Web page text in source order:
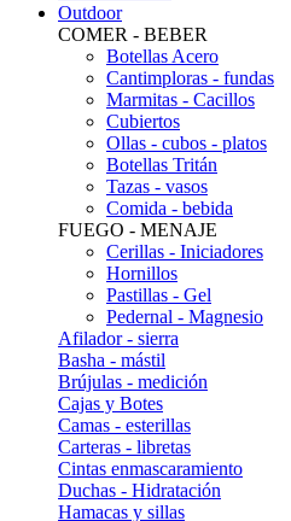
Outdoor
COMER - BEBER
Botellas Acero
Cantimploras - fundas
Marmitas - Cacillos
Cubiertos
Ollas - cubos - platos
Botellas Tritán
Tazas - vasos
Comida - bebida
FUEGO - MENAJE
Cerillas - Iniciadores
Hornillos
Pastillas - Gel
Pedernal - Magnesio
Afilador - sierra
Basha - mástil
Brújulas - medición
Cajas y Botes
Camas - esterillas
Carteras - libretas
Cintas enmascaramiento
Duchas - Hidratación
Hamacas y sillas